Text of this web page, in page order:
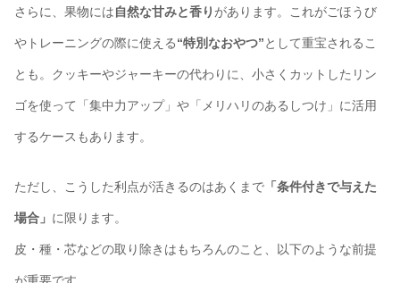
さらに、果物には自然な甘みと香り があります。これがごほうび
やトレーニングの際に使える“特別なおやつ”として重宝されるこ
とも。クッキーやジャーキーの代わりに、小さくカットしたリン
ゴを使って「集中力アップ」や「メリハリのあるしつけ」に活用
するケースもあります。
ただし、こうした利点が活きるのはあくまで 「条件付きで与えた
場合」 に限ります。
皮・種・芯などの取り除きはもちろんのこと、以下のような前提